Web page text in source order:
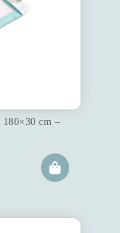
180×30 cm –